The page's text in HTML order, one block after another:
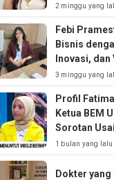
Kuat
2 minggu yang
Febi
Bisnis
Inovasi,
Panjang
3 minggu yang
Profil
Ketua BEM
Sorotan
soal MBG
1 bulan yang lalu
Dokter yang